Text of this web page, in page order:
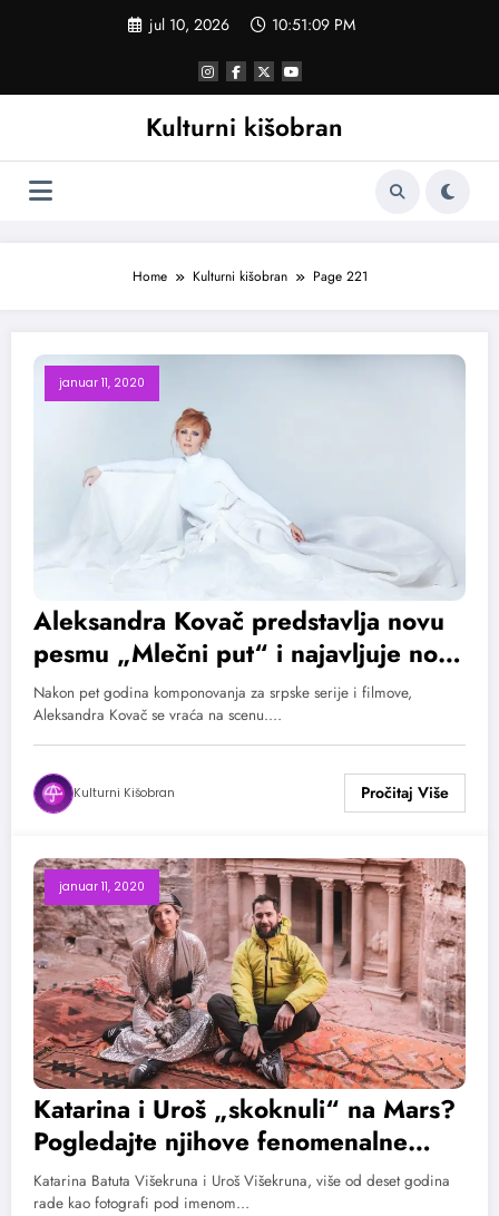
jul 10, 2026 10:51:10 PM
Kulturni kišobran
Home Kulturni kišobran Page 221
januar 11, 2020
Aleksandra Kovač predstavlja novu
pesmu „Mlečni put“ i najavljuje novi
album
Nakon pet godina komponovanja za srpske serije i filmove,
Aleksandra Kovač se vraća na scenu.…
Kulturni Kišobran
januar 11, 2020
Katarina i Uroš „skoknuli“ na Mars?
Pogledajte njihove fenomenalne
fotografije
Katarina Batuta Višekruna i Uroš Višekruna, više od deset godina
rade kao fotografi pod imenom…